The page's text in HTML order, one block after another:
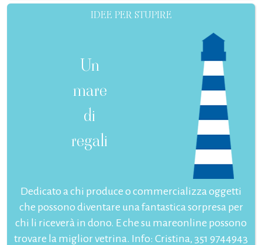
IDEE PER STUPIRE
Un
mare
di
regali
Dedicato a chi produce o commercializza oggetti
che possono diventare una fantastica sorpresa per
chi li riceverà in dono. E che su mareonline possono
trovare la miglior vetrina. Info: Cristina, 351 9744943